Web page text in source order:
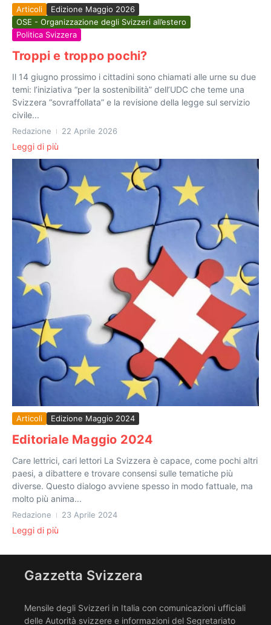
Articoli
Edizione Maggio 2026
OSE - Organizzazione degli Svizzeri all’estero
Politica Svizzera
Troppi e troppo pochi?
Il 14 giugno prossimo i cittadini sono chiamati alle urne su due
temi: l’iniziativa “per la sostenibilità” dell’UDC che teme una
Svizzera “sovraffollata” e la revisione della legge sul servizio
civile...
Redazione 22 Aprile 2026
Leggi di più
Articoli Edizione Maggio 2024
Editoriale Maggio 2024
Care lettrici, cari lettori La Svizzera è capace, come pochi altri
paesi, a dibattere e trovare consensi sulle tematiche più
diverse. Questo dialogo avviene spesso in modo fattuale, ma
molto più anima...
Redazione 23 Aprile 2024
Leggi di più
Gazzetta Svizzera
Mensile degli Svizzeri in Italia con comunicazioni ufficiali
delle Autorità svizzere e informazioni del Segretariato